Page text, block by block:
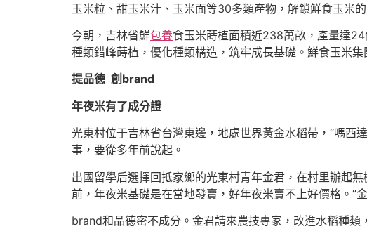
玉米粒、甜玉米汁、玉米面等30多類產物，解鎖鮮食玉米
今朝，吉林省鮮包養食玉米蒔植面積近238萬畝，產量達
種類錯峰蒔植，優化種類構造，筑牢成長基礎。鮮食玉米
提品德 創brand
年夜米有了成分證
光東村位于吉林省台灣東邊，地處世界黃金水稻帶，“嗎西
事，要從多年前說起。
出國留學后選擇回抵家鄉的光東村青年金君，在村里辦起
前，年夜米基礎是在當地發賣，好年夜米賣不上好價格。
brand和品德密不成分。金君請來農技專家，改進水稻種